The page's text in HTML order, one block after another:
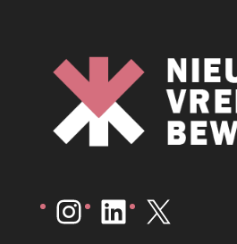
Instagram
LinkedIn
X